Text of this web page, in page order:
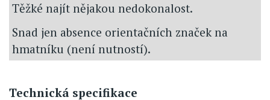
Těžké najít nějakou nedokonalost.
Snad jen absence orientačních značek na
hmatníku (není nutností).
Technická specifikace